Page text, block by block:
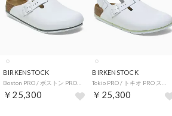
BIRKENSTOCK
￥25,300
BIRKENSTOCK
￥25,300